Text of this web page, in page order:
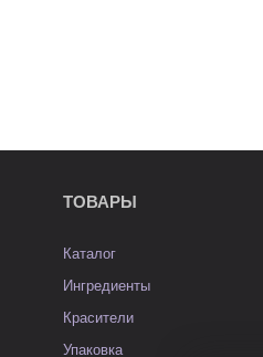
ТОВАРЫ
Каталог
Ингредиенты
Красители
Упаковка